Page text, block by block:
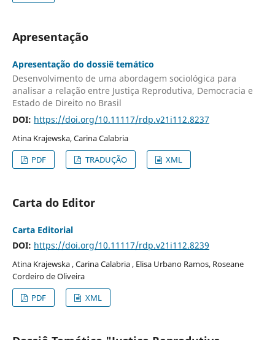
Apresentação
Apresentação do dossiê temático
Desenvolvimento de uma abordagem sociológica para
analisar a relação entre Justiça Reprodutiva, Democracia e
Estado de Direito no Brasil
DOI: https://doi.org/10.11117/rdp.v21i112.8237
Atina Krajewska, Carina Calabria
PDF
TRADUÇÃO XML
Carta do Editor
Carta Editorial
DOI: https://doi.org/10.11117/rdp.v21i112.8239
Atina Krajewska , Carina Calabria , Elisa Urbano Ramos, Roseane
Cordeiro de Oliveira
PDF
XML